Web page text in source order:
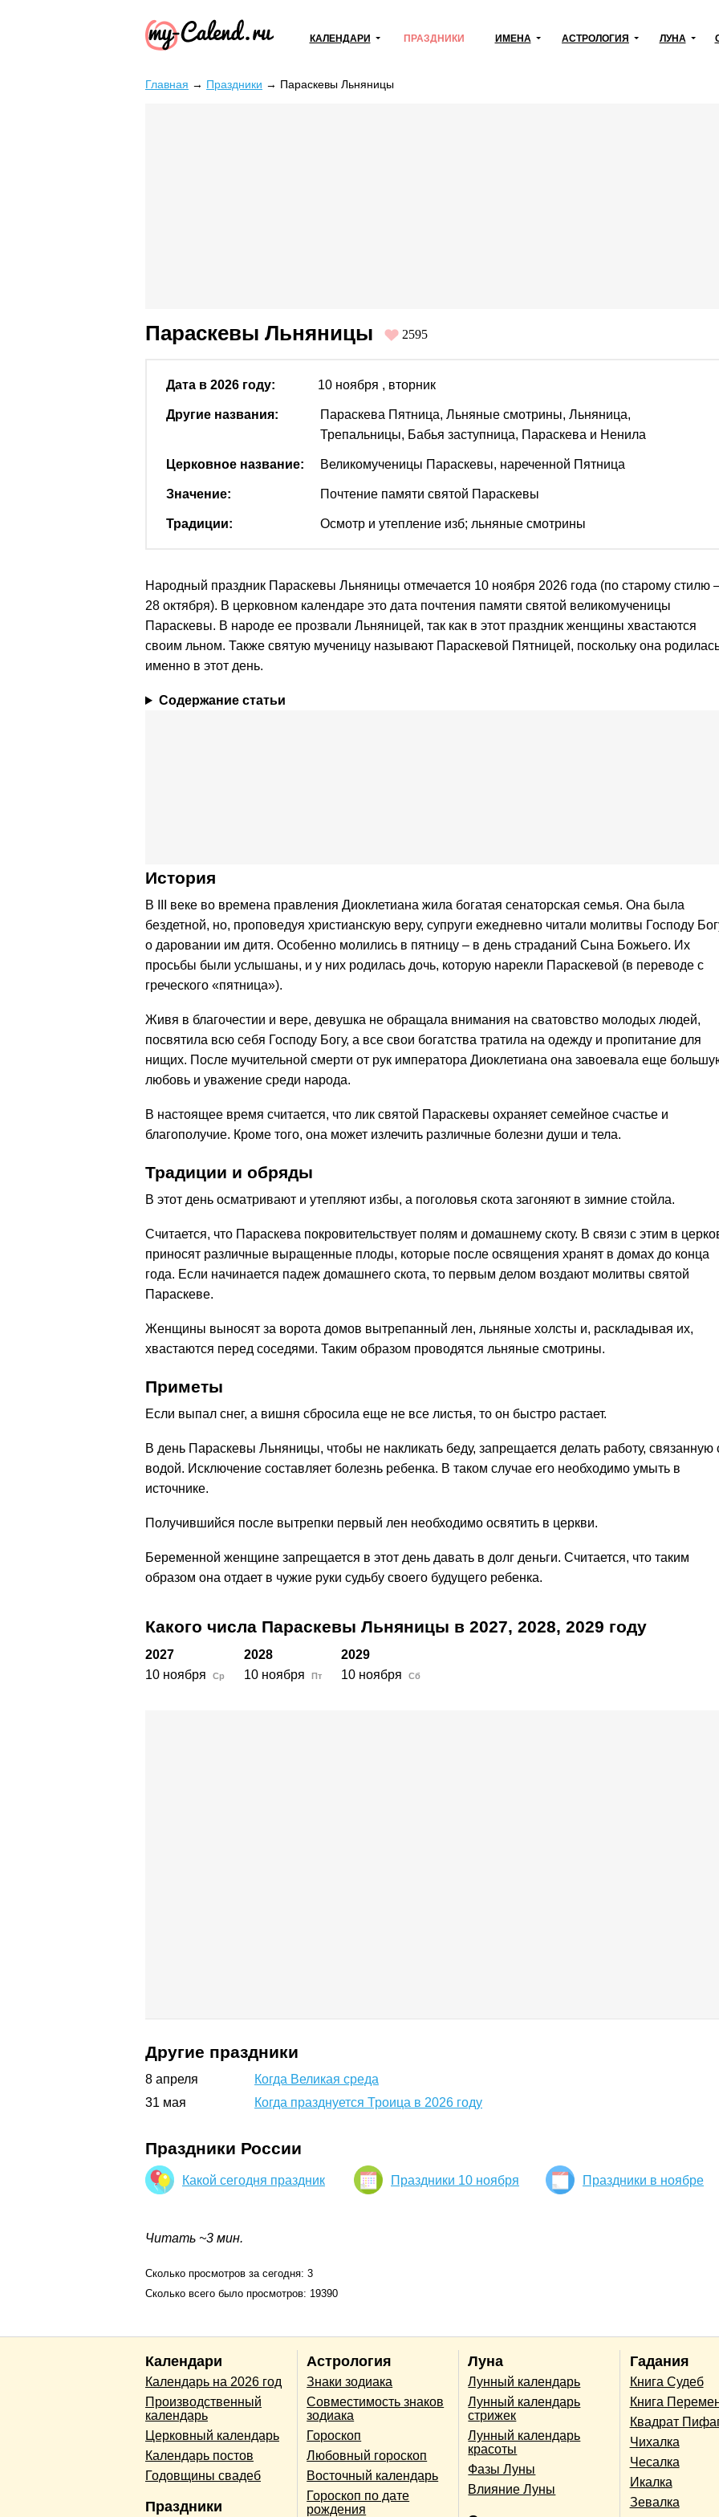
КАЛЕНДАРИ ПРАЗДНИКИ ИМЕНА АСТРОЛОГИЯ ЛУНА
Главная → Праздники → Параскевы Льняницы
Параскевы Льняницы 2595
Дата в 2026 году: 10 ноября , вторник
Другие названия:
Параскева Пятница, Льняные смотрины, Льняница,
Трепальницы, Бабья заступница, Параскева и Ненила
Церковное название: Великомученицы Параскевы, нареченной Пятница
Значение: Почтение памяти святой Параскевы
Традиции: Осмотр и утепление изб; льняные смотрины
Народный праздник Параскевы Льняницы отмечается 10 ноября 2026 года (по старому стилю
28 октября). В церковном календаре это дата почтения памяти святой великомученицы
Параскевы. В народе ее прозвали Льняницей, так как в этот праздник женщины хвастаются
своим льном. Также святую мученицу называют Параскевой Пятницей, поскольку она
именно в этот день.
Содержание статьи
История
В III веке во времена правления Диоклетиана жила богатая сенаторская семья. Она была
бездетной, но, проповедуя христианскую веру, супруги ежедневно читали молитвы Господу
о даровании им дитя. Особенно молились в пятницу – в день страданий Сына Божьего. Их
просьбы были услышаны, и у них родилась дочь, которую нарекли Параскевой (в переводе с
греческого «пятница»).
Живя в благочестии и вере, девушка не обращала внимания на сватовство молодых людей,
посвятила всю себя Господу Богу, а все свои богатства тратила на одежду и пропитание для
нищих. После мучительной смерти от рук императора Диоклетиана она завоевала еще
любовь и уважение среди народа.
В настоящее время считается, что лик святой Параскевы охраняет семейное счастье и
благополучие. Кроме того, она может излечить различные болезни души и тела.
Традиции и обряды
В этот день осматривают и утепляют избы, а поголовья скота загоняют в зимние стойла.
Считается, что Параскева покровительствует полям и домашнему скоту. В связи с этим в
приносят различные выращенные плоды, которые после освящения хранят в домах до конца
года. Если начинается падеж домашнего скота, то первым делом воздают молитвы святой
Параскеве.
Женщины выносят за ворота домов вытрепанный лен, льняные холсты и, раскладывая их,
хвастаются перед соседями. Таким образом проводятся льняные смотрины.
Приметы
Если выпал снег, а вишня сбросила еще не все листья, то он быстро растает.
В день Параскевы Льняницы, чтобы не накликать беду, запрещается делать работу, связанную
водой. Исключение составляет болезнь ребенка. В таком случае его необходимо умыть в
источнике.
Получившийся после вытрепки первый лен необходимо освятить в церкви.
Беременной женщине запрещается в этот день давать в долг деньги. Считается, что таким
образом она отдает в чужие руки судьбу своего будущего ребенка.
Какого числа Параскевы Льняницы в 2027, 2028, 2029 году
2027 2028
2029
10 ноября
Ср 10 ноября Пт 10 ноября Сб
Другие праздники
8 апреля
Когда Великая среда
31 мая Когда празднуется Троица в 2026 году
Праздники России
Какой сегодня праздник Праздники 10 ноября Праздники в ноябре
Читать ~3 мин.
Сколько просмотров за сегодня: 3
Сколько всего было просмотров: 19390
Календари
Календарь на 2026 год
Производственный
календарь
Церковный календарь
Календарь постов
Годовщины свадеб
Праздники
Астрология
Знаки зодиака
Совместимость знаков
зодиака
Гороскоп
Любовный гороскоп
Восточный календарь
Гороскоп по дате
рождения
Луна
Лунный календарь
Лунный календарь
стрижек
Лунный календарь
красоты
Фазы Луны
Влияние Луны
Гадания
Книга Судеб
Книга
Квадрат
Чихалка
Чесалка
Икалка
Зевалка